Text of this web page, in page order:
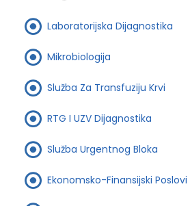
Laboratorijska Dijagnostika
Mikrobiologija
Služba Za Transfuziju Krvi
RTG I UZV Dijagnostika
Služba Urgentnog Bloka
Ekonomsko-Finansijski Poslovi